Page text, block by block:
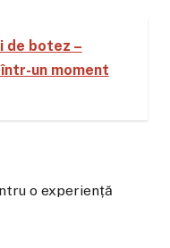
de botez –
un moment
o experiență